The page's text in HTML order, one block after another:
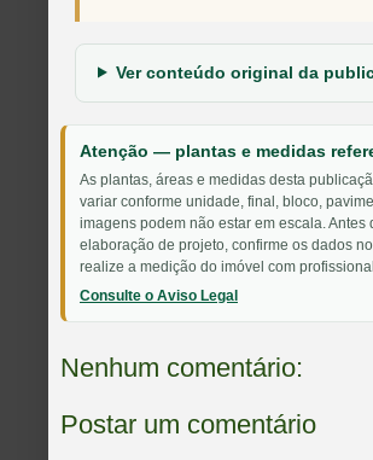
Ver conteúdo original da
Atenção — plantas e medidas
As plantas, áreas e medidas desta
variar conforme unidade, final, bloco,
imagens podem não estar em escala. Antes
elaboração de projeto, confirme os dados
realize a medição do imóvel com
Consulte o Aviso Legal
Nenhum comentário:
Postar um comentário